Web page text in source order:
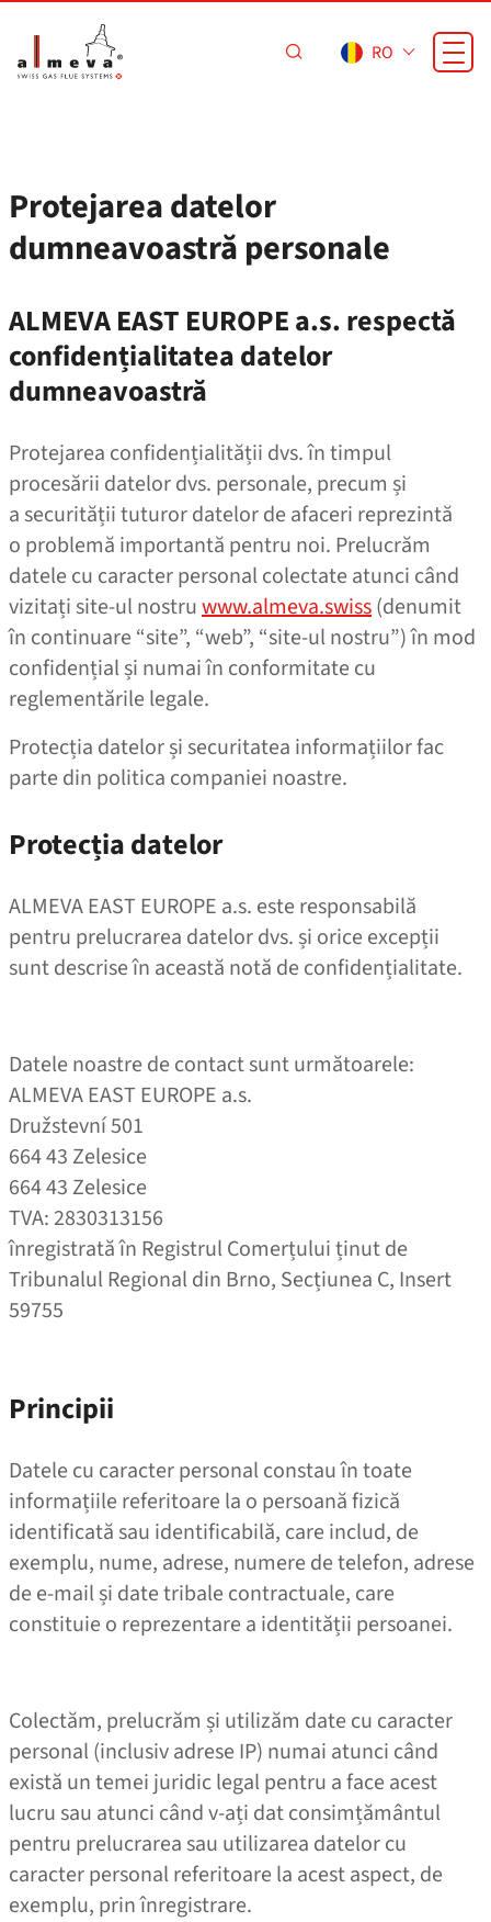
RO
Protejarea datelor
dumneavoastră personale
ALMEVA EAST EUROPE a.s. respectă
confidențialitatea datelor
dumneavoastră
Protejarea confidențialității dvs. în timpul
procesării datelor dvs. personale, precum și
a securității tuturor datelor de afaceri reprezintă
o problemă importantă pentru noi. Prelucrăm
datele cu caracter personal colectate atunci când
vizitați site-ul nostruwww.almeva.swiss(denumit
în continuare “site”, “web”, “site-ul nostru”) în mod
confidențial și numai în conformitate cu
reglementările legale.
Protecția datelor și securitatea informațiilor fac
parte din politica companiei noastre.
Protecția datelor
ALMEVA EAST EUROPE a.s. este responsabilă
pentru prelucrarea datelor dvs. și orice excepții
sunt descrise în această notă de confidențialitate.
Datele noastre de contact sunt următoarele:
ALMEVA EAST EUROPE a.s.
Družstevní 501
664 43 Zelesice
664 43 Zelesice
TVA: 2830313156
înregistrată în Registrul Comerțului ținut de
Tribunalul Regional din Brno, Secțiunea C, Insert
59755
Principii
Datele cu caracter personal constau în toate
informațiile referitoare la o persoană fizică
identificată sau identificabilă, care includ, de
exemplu, nume, adrese, numere de telefon, adrese
de e‑mail și date tribale contractuale, care
constituie o reprezentare a identității persoanei.
Colectăm, prelucrăm și utilizăm date cu caracter
personal (inclusiv adrese IP) numai atunci când
există un temei juridic legal pentru a face acest
lucru sau atunci când v‑ați dat consimțământul
pentru prelucrarea sau utilizarea datelor cu
caracter personal referitoare la acest aspect, de
exemplu, prin înregistrare.